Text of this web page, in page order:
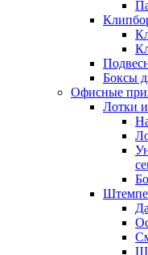
Боксы
Офисные
Лотки